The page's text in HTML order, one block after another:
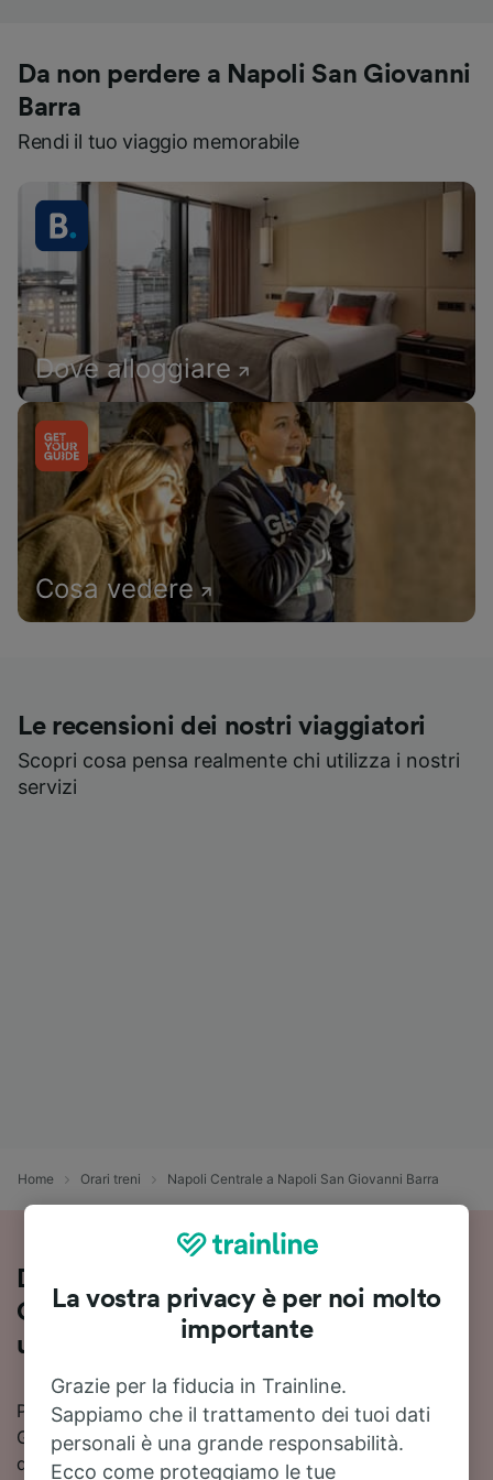
Da non perdere a Napoli San Giovanni
Barra
Rendi il tuo viaggio memorabile
Dove alloggiare
Cosa vedere
Le recensioni dei nostri viaggiatori
Scopri cosa pensa realmente chi utilizza i nostri
servizi
Home Orari treni Napoli Centrale a Napoli San Giovanni Barra
Da Napoli Centrale a Napoli San
Giovanni Barra in treno: tutte le info
utili
Puoi viaggiare da Napoli Centrale a Napoli San
Giovanni Barra in 11 minuti con i treni più veloci
disponibili su questa tratta.
La vostra privacy è per noi molto
importante
Grazie per la fiducia in Trainline.
Sappiamo che il trattamento dei tuoi dati
personali è una grande responsabilità.
Ecco come proteggiamo le tue